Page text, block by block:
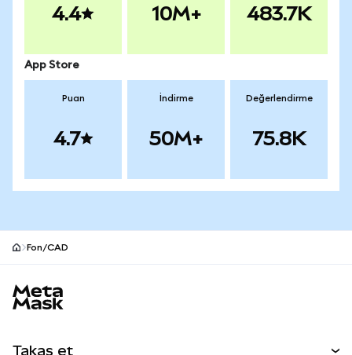
4.4 10M+ 483.7K
App Store
Puan
4.7
İndirme
50M+
Değerlendirme
75.8K
Fon/CAD
Takas et